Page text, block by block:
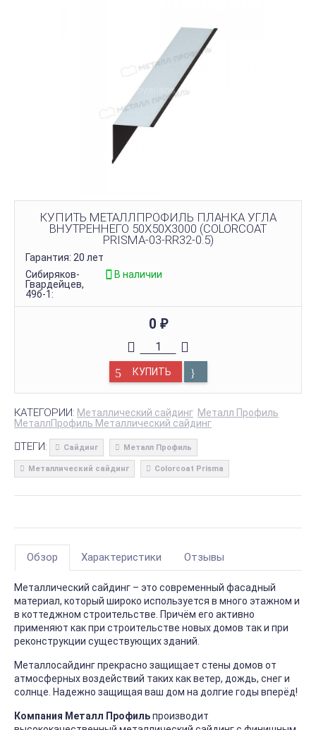
КУПИТЬ МЕТАЛЛПРОФИЛЬ ПЛАНКА УГЛА
ВНУТРЕННЕГО 50Х50Х3000 (COLORCOAT
PRISMA-03-RR32-0.5)
Гарантия: 20 лет
Сибиряков-
Гвардейцев,
49б-1:
В наличии
0 ₽
КУПИТЬ
КАТЕГОРИИ: Металлический сайдинг Металл Профиль
МеталлПрофиль Металлический сайдинг
ТЕГИ: Сайдинг Металл Профиль
Металлический сайдинг Colorcoat Prisma
Обзор Характеристики Отзывы
Металлический сайдинг – это современный фасадный
материал, который широко используется в много этажном и
в коттеджном строительстве. Причём его активно
применяют как при строительстве новых домов так и при
реконструкции существующих зданий.
Металлосайдинг прекрасно защищает стены домов от
атмосферных воздействий таких как ветер, дождь, снег и
солнце. Надежно защищая ваш дом на долгие годы вперёд!
Компания Металл Профильпроизводит